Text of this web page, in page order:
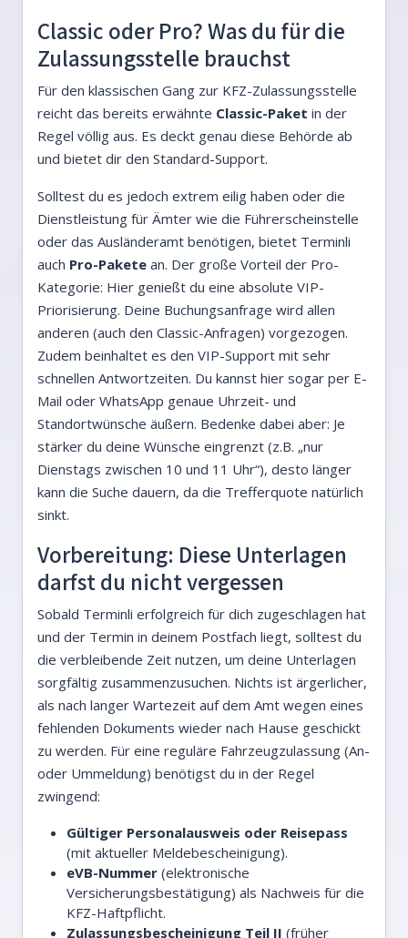
Classic oder Pro? Was du für die
Zulassungsstelle brauchst
Für den klassischen Gang zur KFZ-Zulassungsstelle
reicht das bereits erwähnte Classic-Paket in der
Regel völlig aus. Es deckt genau diese Behörde ab
und bietet dir den Standard-Support.
Solltest du es jedoch extrem eilig haben oder die
Dienstleistung für Ämter wie die Führerscheinstelle
oder das Ausländeramt benötigen, bietet Terminli
auch Pro-Pakete an. Der große Vorteil der Pro-
Kategorie: Hier genießt du eine absolute VIP-
Priorisierung. Deine Buchungsanfrage wird allen
anderen (auch den Classic-Anfragen) vorgezogen.
Zudem beinhaltet es den VIP-Support mit sehr
schnellen Antwortzeiten. Du kannst hier sogar per E-
Mail oder WhatsApp genaue Uhrzeit- und
Standortwünsche äußern. Bedenke dabei aber: Je
stärker du deine Wünsche eingrenzt (z.B. „nur
Dienstags zwischen 10 und 11 Uhr“), desto länger
kann die Suche dauern, da die Trefferquote natürlich
sinkt.
Vorbereitung: Diese Unterlagen
darfst du nicht vergessen
Sobald Terminli erfolgreich für dich zugeschlagen hat
und der Termin in deinem Postfach liegt, solltest du
die verbleibende Zeit nutzen, um deine Unterlagen
sorgfältig zusammenzusuchen. Nichts ist ärgerlicher,
als nach langer Wartezeit auf dem Amt wegen eines
fehlenden Dokuments wieder nach Hause geschickt
zu werden. Für eine reguläre Fahrzeugzulassung (An-
oder Ummeldung) benötigst du in der Regel
zwingend:
Gültiger Personalausweis oder Reisepass
(mit aktueller Meldebescheinigung).
eVB-Nummer (elektronische
Versicherungsbestätigung) als Nachweis für die
KFZ-Haftpflicht.
Zulassungsbescheinigung Teil II (früher